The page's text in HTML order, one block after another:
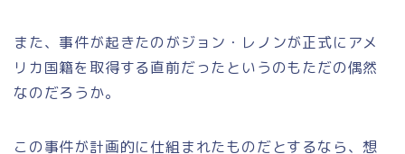
また、事件が起きたのがジョン・レノンが正式にアメ
リカ国籍を取得する直前だったというのもただの偶然
なのだろうか。
この事件が計画的に仕組まれたものだとするなら、想